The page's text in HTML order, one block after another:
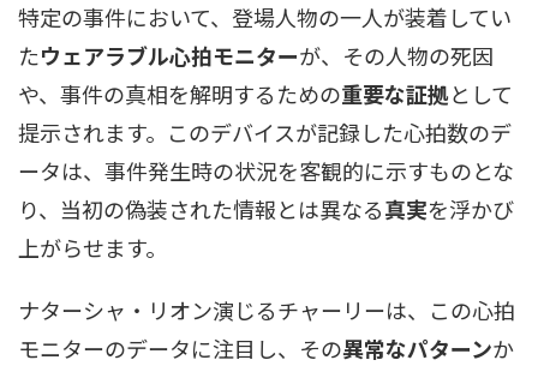
特定の事件において、登場人物の一人が装着してい
たウェアラブル心拍モニターが、その人物の死因
や、事件の真相を解明するための重要な証拠として
提示されます。このデバイスが記録した心拍数のデ
ータは、事件発生時の状況を客観的に示すものとな
り、当初の偽装された情報とは異なる真実を浮かび
上がらせます。
ナターシャ・リオン演じるチャーリーは、この心拍
モニターのデータに注目し、その異常なパターンか